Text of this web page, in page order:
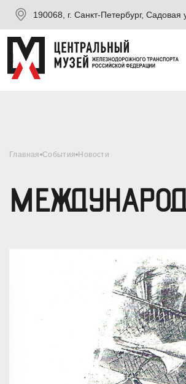
190068, г. Санкт-Петербург, Садовая
Главная События Новости